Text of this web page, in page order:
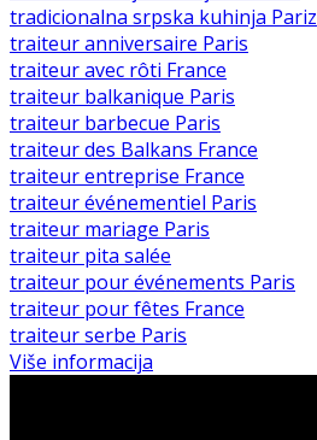
tradicionalna srpska kuhinja Pariz
traiteur anniversaire Paris
traiteur avec rôti France
traiteur balkanique Paris
traiteur barbecue Paris
traiteur des Balkans France
traiteur entreprise France
traiteur événementiel Paris
traiteur mariage Paris
traiteur pita salée
traiteur pour événements Paris
traiteur pour fêtes France
traiteur serbe Paris
Više informacija